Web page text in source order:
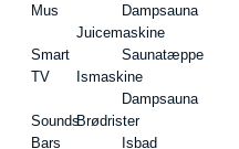
Mus
Smart
TV
Sounds
Bars
Juicemaskine
Ismaskine
Brødrister
Dampsauna
Saunatæppe
Dampsauna
Isbad